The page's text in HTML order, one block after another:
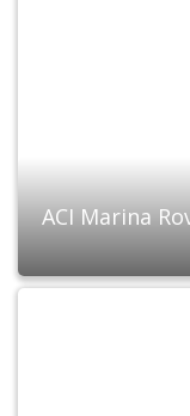
ACI Marina